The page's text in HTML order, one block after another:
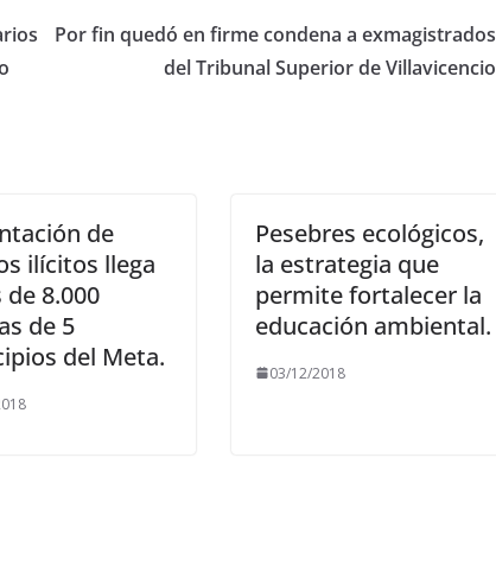
Por fin quedó en firme condena a exmagistrados
del Tribunal Superior de Villavicencio
de
ilícitos llega
de 8.000
de 5
del Meta.
Pesebres ecológicos,
la estrategia que
permite fortalecer la
educación ambiental.
03/12/2018